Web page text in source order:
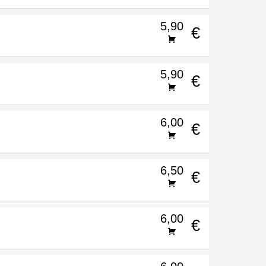
5,90 €
5,90 €
6,00 €
6,50 €
6,00 €